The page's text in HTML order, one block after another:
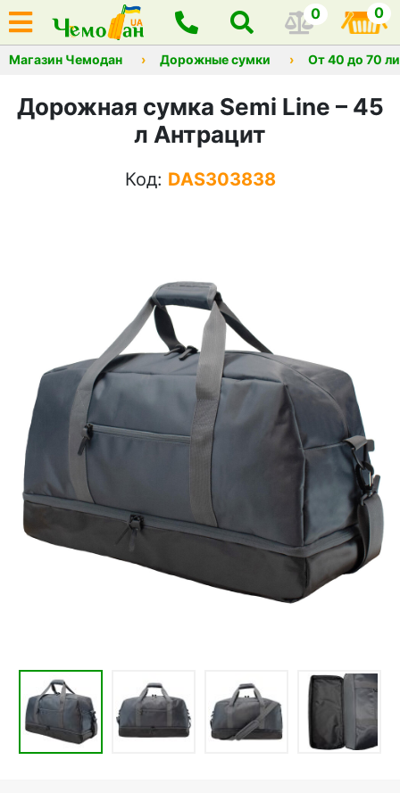
0 0
Магазин Чемодан Дорожные сумки От 40 до 70
Дорожная сумка Semi Line – 45
л Антрацит
Код: DAS303838